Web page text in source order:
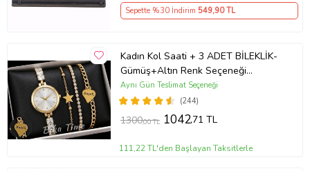
Sepette %30 İndirim 549,90 TL
Kadın Kol Saati + 3 ADET BİLEKLİK-
Gümüş+Altın Renk Seçeneği
ayarlanabilir kordon Kadın Kol Saati
BİLEKLİK HEDİYE Altın Renk - Kız
Arkadaşa hediye (Altın)
(244)
Aynı Gün Teslimat Seçeneği
1300,00 TL 1042,71 TL
111,22 TL'den Başlayan Taksitlerle